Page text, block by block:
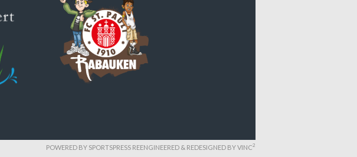
POWERED BY SPORTSPRESS REENGINEERED & REDESIGNED BYVINC2